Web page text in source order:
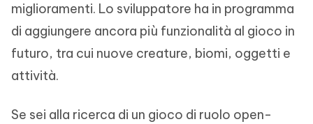
miglioramenti. Lo sviluppatore ha in programma
di aggiungere ancora più funzionalità al gioco in
futuro, tra cui nuove creature, biomi, oggetti e
attività.
Se sei alla ricerca di un gioco di ruolo open-